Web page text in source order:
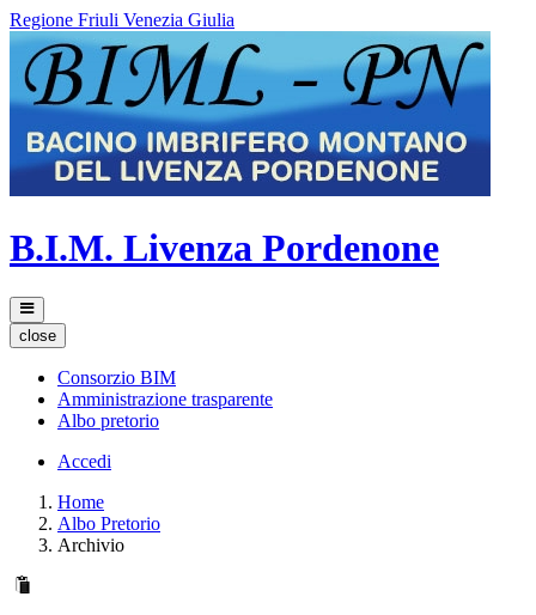
Regione Friuli Venezia Giulia
B.I.M. Livenza Pordenone
close
Consorzio BIM
Amministrazione trasparente
Albo pretorio
Accedi
Home
Albo Pretorio
Archivio